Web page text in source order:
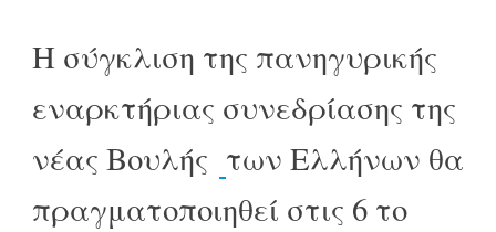
Η σύγκλιση της πανηγυρικής
εναρκτήριας συνεδρίασης της
νέας Βουλής των Ελλήνων θα
πραγματοποιηθεί στις 6 το